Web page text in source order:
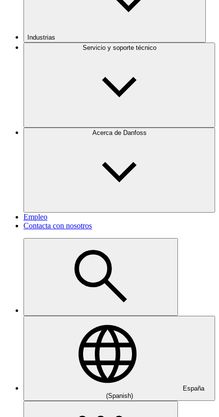
Industrias
Servicio y soporte técnico
Acerca de Danfoss
Empleo
Contacta con nosotros
España
(Spanish)